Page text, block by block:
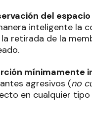
del
inteligente la
retirada de la
.
mínimamente
agresivos (no
en cualquier